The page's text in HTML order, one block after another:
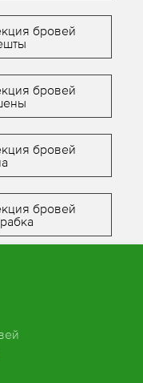
бровей
бровей
бровей
бровей